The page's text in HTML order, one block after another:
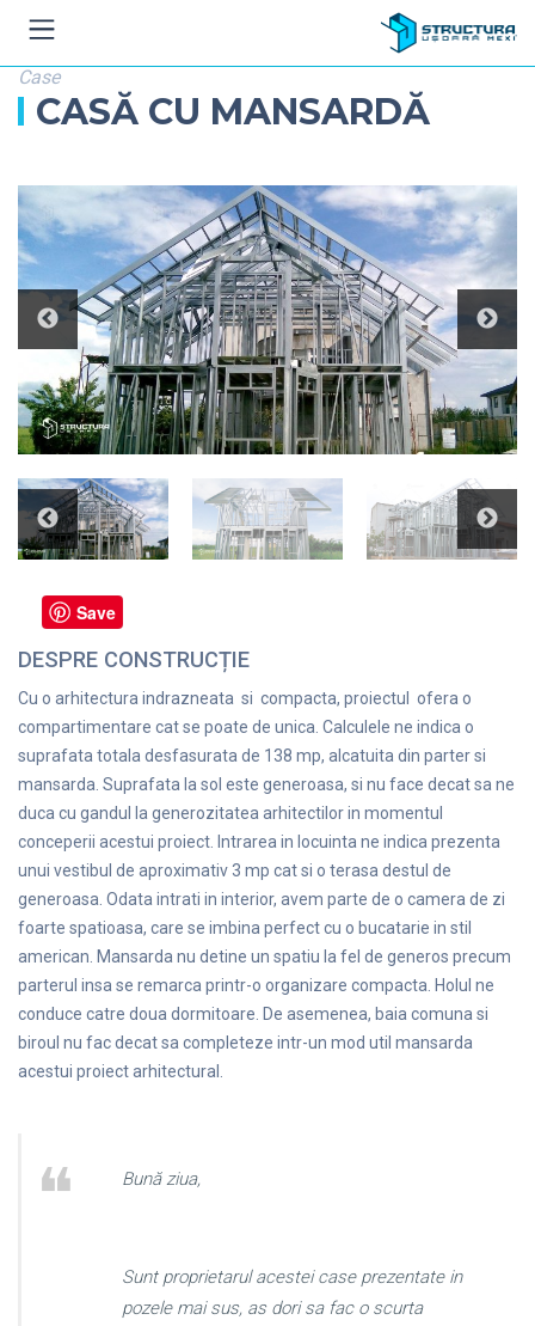
Case
CASĂ CU MANSARDĂ
Save
DESPRE CONSTRUCȚIE
Cu o arhitectura indrazneata si compacta, proiectul ofera o
compartimentare cat se poate de unica. Calculele ne indica o
suprafata totala desfasurata de 138 mp, alcatuita din parter si
mansarda. Suprafata la sol este generoasa, si nu face decat sa ne
duca cu gandul la generozitatea arhitectilor in momentul
conceperii acestui proiect. Intrarea in locuinta ne indica prezenta
unui vestibul de aproximativ 3 mp cat si o terasa destul de
generoasa. Odata intrati in interior, avem parte de o camera de zi
foarte spatioasa, care se imbina perfect cu o bucatarie in stil
american. Mansarda nu detine un spatiu la fel de generos precum
parterul insa se remarca printr-o organizare compacta. Holul ne
conduce catre doua dormitoare. De asemenea, baia comuna si
biroul nu fac decat sa completeze intr-un mod util mansarda
acestui proiect arhitectural.
Bună ziua,
Sunt proprietarul acestei case prezentate in
pozele mai sus, as dori sa fac o scurta